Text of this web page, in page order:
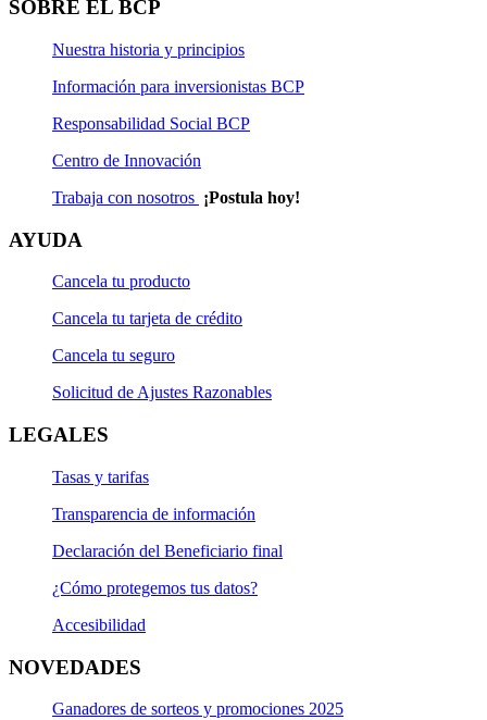
SOBRE EL BCP
Nuestra historia y principios
Información para inversionistas BCP
Responsabilidad Social BCP
Centro de Innovación
Trabaja con nosotros ¡Postula hoy!
AYUDA
Cancela tu producto
Cancela tu tarjeta de crédito
Cancela tu seguro
Solicitud de Ajustes Razonables
LEGALES
Tasas y tarifas
Transparencia de información
Declaración del Beneficiario final
¿Cómo protegemos tus datos?
Accesibilidad
NOVEDADES
Ganadores de sorteos y promociones 2025